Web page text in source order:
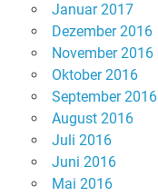
Januar 2017
Dezember 2016
November 2016
Oktober 2016
September 2016
August 2016
Juli 2016
Juni 2016
Mai 2016